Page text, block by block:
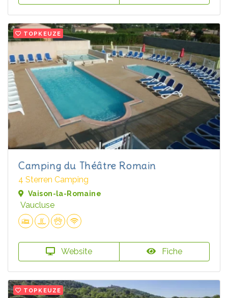
TOPKEUZE
Camping du Théâtre Romain
4 Sterren Camping
Vaison-la-Romaine
Vaucluse
Website Fiche
TOPKEUZE